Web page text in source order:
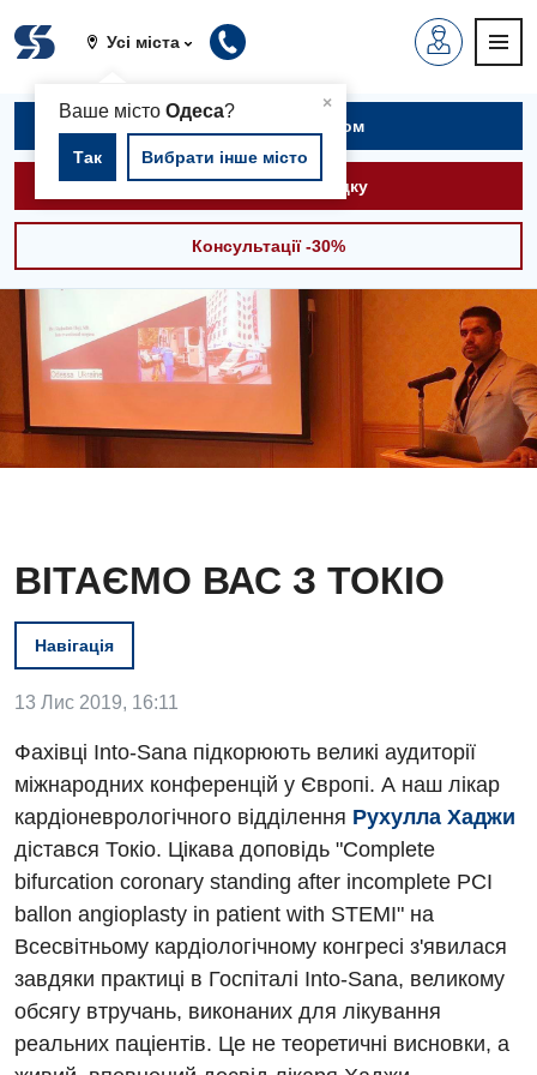
Усі міста
×
Ваше містоОдеса?
Так Вибрати інше місто
Заходи БПР
Інтернатура
Енциклопедія
Програма лояльності
Відгуки
Відео
Діагностика
Ангіографічні дослідження
Діагностичне відділення
Ендоскопічне відділення
Інструментальна діагностика
Комп’ютерна томографія
Відділ госпіталізації
Відділення кардіосудинної патології та неврології
Відділення невідкладних станів
Відділення інтенсивної терапії
Гінекологічне відділення
Записатися на прийом
Викликати швидку
Консультації -30%
ВІТАЄМО ВАС З ТОКІО
Навігація
13 Лис 2019, 16:11
Фахівці Into-Sana підкорюють великі аудиторії
міжнародних конференцій у Європі. А наш лікар
кардіоневрологічного відділення Рухулла Хаджи
дістався Токіо. Цікава доповідь "Complete
bifurcation coronary standing after incomplete PCI
ballon angioplasty in patient with STEMI" на
Всесвітньому кардіологічному конгресі з'явилася
завдяки практиці в Госпіталі Into-Sana, великому
обсягу втручань, виконаних для лікування
реальних паціентів. Це не теоретичні висновки, а